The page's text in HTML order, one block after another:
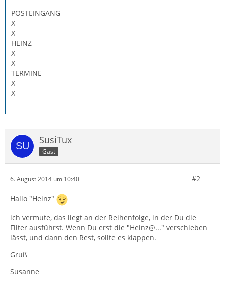
POSTEINGANG
X
X
HEINZ
X
X
TERMINE
X
X
SusiTux
Gast
6. August 2014 um 10:40 #2
Hallo "Heinz"
ich vermute, das liegt an der Reihenfolge, in der Du die
Filter ausführst. Wenn Du erst die "Heinz@..." verschieben
lässt, und dann den Rest, sollte es klappen.
Gruß
Susanne